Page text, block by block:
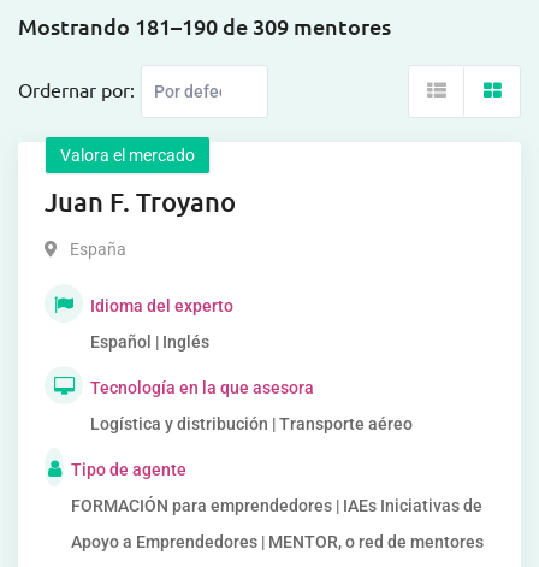
Mostrando 181–190 de 309 mentores
Ordernar por:
Valora el mercado
Juan F. Troyano
España
Idioma del experto
Español | Inglés
Tecnología en la que asesora
Logística y distribución | Transporte aéreo
Tipo de agente
FORMACIÓN para emprendedores | IAEs Iniciativas de
Apoyo a Emprendedores | MENTOR, o red de mentores